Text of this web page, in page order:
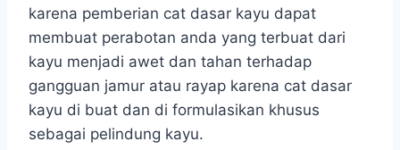
karena pemberian cat dasar kayu dapat
membuat perabotan anda yang terbuat dari
kayu menjadi awet dan tahan terhadap
gangguan jamur atau rayap karena cat dasar
kayu di buat dan di formulasikan khusus
sebagai pelindung kayu.